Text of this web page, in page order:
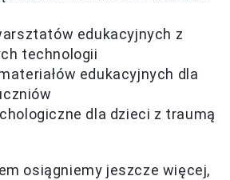
edukacyjnych z
technologii
edukacyjnych dla
dla dzieci z traumą
osiągniemy jeszcze więcej,